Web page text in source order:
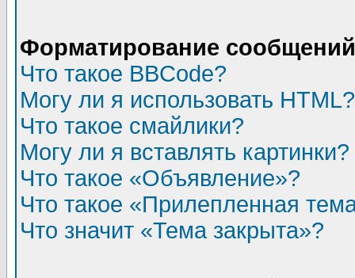
Форматирование
Что такое BBCode?
Могу ли я использовать HTML?
Что такое смайлики?
Могу ли я вставлять картинки?
Что такое «Объявление»?
Что такое «Прилепленная
Что значит «Тема закрыта»?